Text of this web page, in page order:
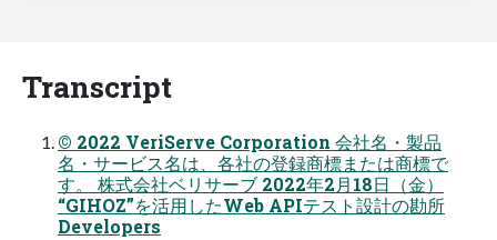
Transcript
© 2022 VeriServe Corporation 会社名・製品
名・サービス名は、各社の登録商標または商標で
す。 株式会社ベリサーブ 2022年2月18日（金）
“GIHOZ”を活用したWeb APIテスト設計の勘所
Developers